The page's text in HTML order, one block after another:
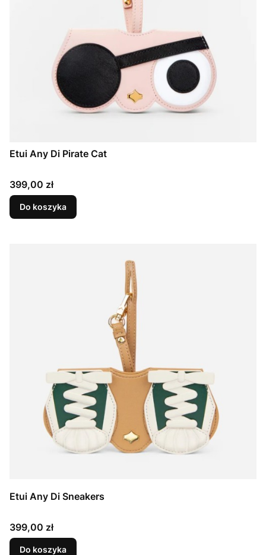
Etui Any Di Pirate Cat
Cena
399,00 zł
Do koszyka
Etui Any Di Sneakers
Cena
399,00 zł
Do koszyka